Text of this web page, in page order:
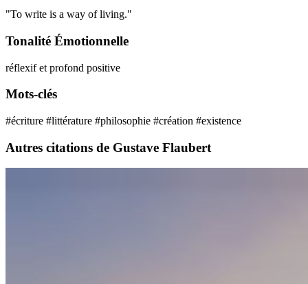
"To write is a way of living."
Tonalité Émotionnelle
réflexif et profond positive
Mots-clés
#écriture #littérature #philosophie #création #existence
Autres citations de Gustave Flaubert